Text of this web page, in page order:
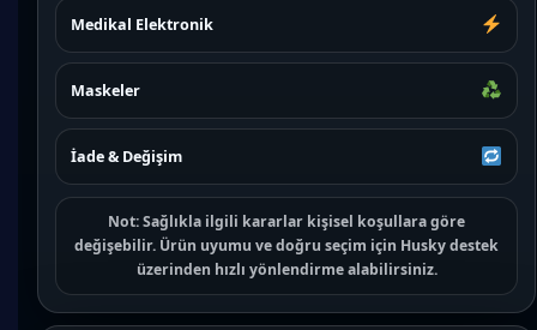
Medikal Elektronik
Maskeler
İade & Değişim
Not:Sağlıkla ilgili kararlar kişisel koşullara göre
değişebilir. Ürün uyumu ve doğru seçim için Husky destek
üzerinden hızlı yönlendirme alabilirsiniz.